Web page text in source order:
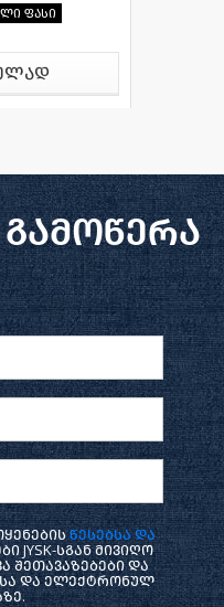
ფასი
წესებსა და
JYSK-სგან მივიღო
შეთავაზებები და
და ელექტრონულ